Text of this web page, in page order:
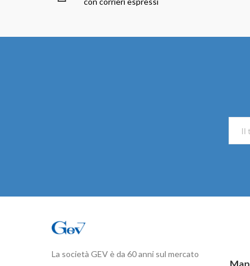
La società GEV è da 60 anni sul mercato